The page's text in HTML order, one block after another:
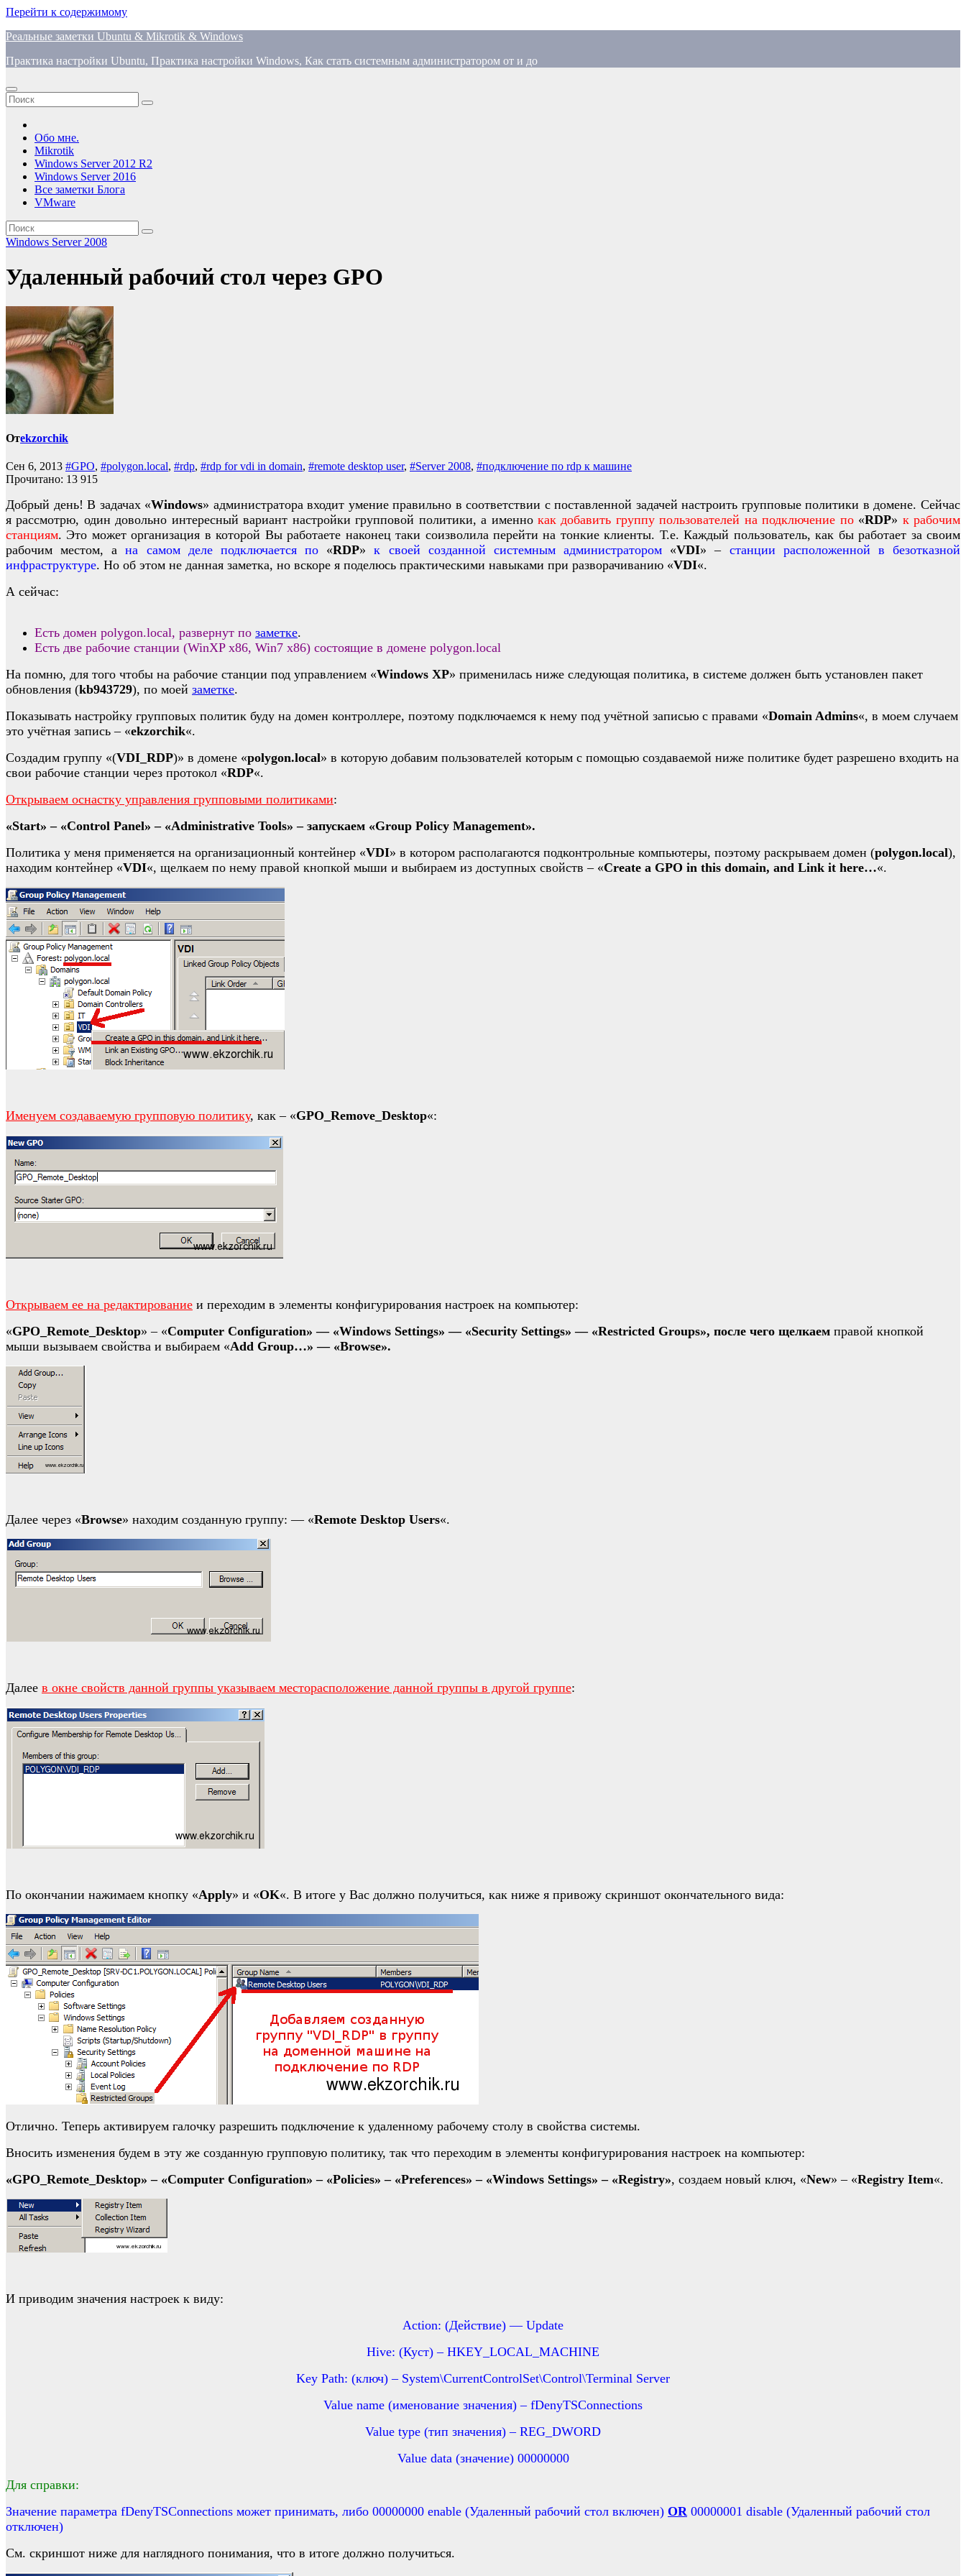
Перейти к содержимому
Реальные заметки Ubuntu & Mikrotik & Windows
Практика настройки Ubuntu, Практика настройки Windows, Как стать системным администратором от и до
Обо мне.
Mikrotik
Windows Server 2012 R2
Windows Server 2016
Все заметки Блога
VMware
Windows Server 2008
Удаленный рабочий стол через GPO
Отekzorchik
Сен 6, 2013 #GPO, #polygon.local, #rdp, #rdp for vdi in domain, #remote desktop user, #Server 2008, #подключение по rdp к машине
Прочитано: 13 915
Добрый день! В задачах «Windows» администратора входит умение правильно в соответствии с поставленной задачей настроить групповые политики в домене. Сейчас
я рассмотрю, один довольно интересный вариант настройки групповой политики, а именно как добавить группу пользователей на подключение по«RDP» к рабочим
станциям. Это может организация в которой Вы работаете наконец таки соизволила перейти на тонкие клиенты. Т.е. Каждый пользователь, как бы работает за своим
рабочим местом, ана самом деле подключается по «RDP»к своей созданной системным администратором «VDI» – станции расположенной в безотказной
инфраструктуре. Но об этом не данная заметка, но вскоре я поделюсь практическими навыками при разворачиванию «VDI«.
А сейчас:
Есть домен polygon.local, развернут по заметке.
Есть две рабочие станции (WinXP x86, Win7 x86) состоящие в домене polygon.local
На помню, для того чтобы на рабочие станции под управлением «Windows XP» применилась ниже следующая политика, в системе должен быть установлен пакет
обновления (kb943729), по моей заметке.
Показывать настройку групповых политик буду на домен контроллере, поэтому подключаемся к нему под учётной записью с правами «Domain Admins«, в моем случаем
это учётная запись – «ekzorchik«.
Создадим группу «(VDI_RDP)» в домене «polygon.local» в которую добавим пользователей которым с помощью создаваемой ниже политике будет разрешено входить на
свои рабочие станции через протокол «RDP«.
Открываем оснастку управления групповыми политиками:
«Start» – «Control Panel» – «Administrative Tools» – запускаем «Group Policy Management».
Политика у меня применяется на организационный контейнер «VDI» в котором располагаются подконтрольные компьютеры, поэтому раскрываем домен (polygon.local),
находим контейнер «VDI«, щелкаем по нему правой кнопкой мыши и выбираем из доступных свойств – «Create a GPO in this domain, and Link it here…«.
Именуем создаваемую групповую политику, как – «GPO_Remove_Desktop«:
Открываем ее на редактирование и переходим в элементы конфигурирования настроек на компьютер:
«GPO_Remote_Desktop» – «Computer Configuration» — «Windows Settings» — «Security Settings» — «Restricted Groups», после чего щелкаем правой кнопкой
мыши вызываем свойства и выбираем «Add Group…» — «Browse».
Далее через «Browse» находим созданную группу: — «Remote Desktop Users«.
Далее в окне свойств данной группы указываем месторасположение данной группы в другой группе:
По окончании нажимаем кнопку «Apply» и «OK«. В итоге у Вас должно получиться, как ниже я привожу скриншот окончательного вида:
Отлично. Теперь активируем галочку разрешить подключение к удаленному рабочему столу в свойства системы.
Вносить изменения будем в эту же созданную групповую политику, так что переходим в элементы конфигурирования настроек на компьютер:
«GPO_Remote_Desktop» – «Computer Configuration» – «Policies» – «Preferences» – «Windows Settings» – «Registry», создаем новый ключ, «New» – «Registry Item«.
И приводим значения настроек к виду:
Action: (Действие) — Update
Hive: (Куст) – HKEY_LOCAL_MACHINE
Key Path: (ключ) – System\CurrentControlSet\Control\Terminal Server
Value name (именование значения) – fDenyTSConnections
Value type (тип значения) – REG_DWORD
Value data (значение) 00000000
Для справки:
Значение параметра fDenyTSConnections может принимать, либо 00000000 enable (Удаленный рабочий стол включен) OR00000001 disable (Удаленный рабочий стол
отключен)
См. скриншот ниже для наглядного понимания, что в итоге должно получиться.